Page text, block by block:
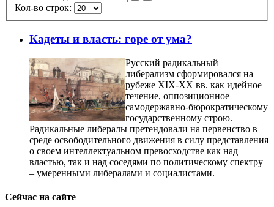
Кол-во строк:
Кадеты и власть: горе от ума?
Русский радикальный
либерализм сформировался на
рубеже ХIХ-ХХ вв. как идейное
течение, оппозиционное
самодержавно-бюрократическому
государственному строю.
Радикальные либералы претендовали на первенство в
среде освободительного движения в силу представления
о своем интеллектуальном превосходстве как над
властью, так и над соседями по политическому спектру
– умеренными либералами и социалистами.
Сейчас на сайте